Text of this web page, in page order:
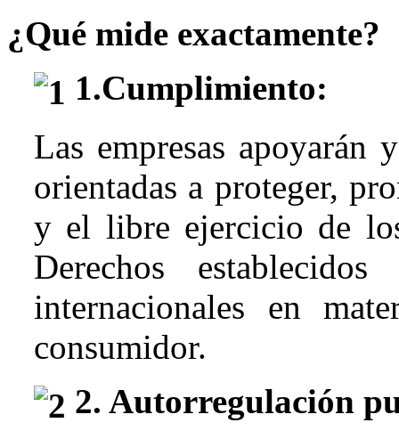
¿Qué mide exactamente?
1.Cumplimiento:
Las empresas apoyarán
orientadas a proteger,
y el libre ejercicio de
Derechos
internacionales en
consumidor.
2. Autorregulación